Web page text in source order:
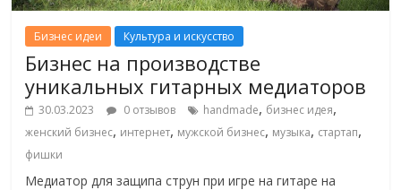
Бизнес идеи Культура и искусство
Бизнес на производстве
уникальных гитарных медиаторов
30.03.2023 0 отзывов handmade, бизнес идея,
женский бизнес, интернет, мужской бизнес, музыка, стартап,
фишки
Медиатор для защипа струн при игре на гитаре на